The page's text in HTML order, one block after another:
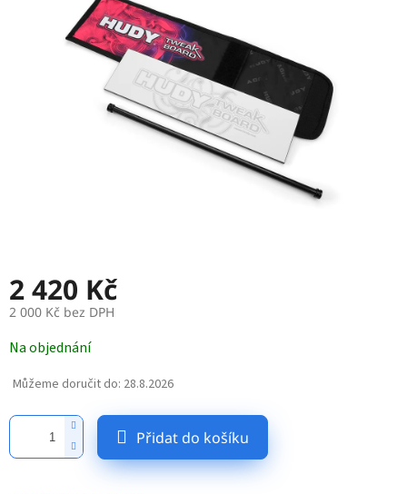
2 420 Kč
2 000 Kč bez DPH
cena:
Na objednání
Můžeme doručit do: 28.8.2026
Přidat do košíku